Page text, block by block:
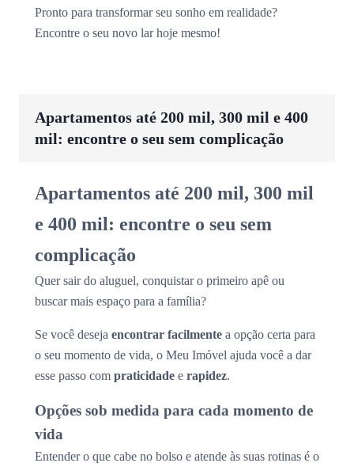
Pronto para transformar seu sonho em realidade?
Encontre o seu novo lar hoje mesmo!
Apartamentos até 200 mil, 300 mil e 400
mil: encontre o seu sem complicação
Apartamentos até 200 mil, 300 mil
e 400 mil: encontre o seu sem
complicação
Quer sair do aluguel, conquistar o primeiro apê ou
buscar mais espaço para a família?
Se você deseja encontrar facilmente a opção certa para
o seu momento de vida, o Meu Imóvel ajuda você a dar
esse passo com praticidade e rapidez.
Opções sob medida para cada momento de
vida
Entender o que cabe no bolso e atende às suas rotinas é o